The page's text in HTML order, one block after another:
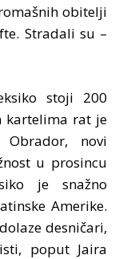
obitelji
Stradali su –
stoji 200
kartelima rat je
novi
u prosincu
je snažno
Amerike.
desničari,
poput Jaira